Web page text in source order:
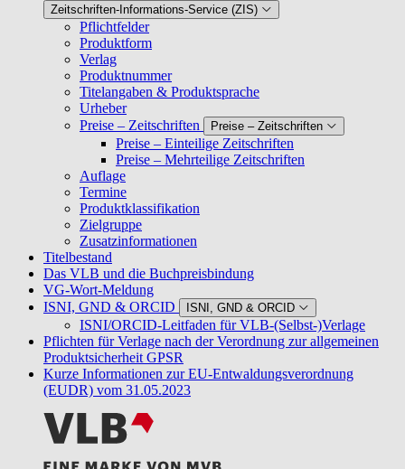
Zeitschriften-Informations-Service (ZIS)
Pflichtfelder
Produktform
Verlag
Produktnummer
Titelangaben & Produktsprache
Urheber
Preise – Zeitschriften
Preise – Zeitschriften
Preise – Einteilige Zeitschriften
Preise – Mehrteilige Zeitschriften
Auflage
Termine
Produktklassifikation
Zielgruppe
Zusatzinformationen
Titelbestand
Das VLB und die Buchpreisbindung
VG-Wort-Meldung
ISNI, GND & ORCID
ISNI, GND & ORCID
ISNI/ORCID-Leitfaden für VLB-(Selbst-)Verlage
Pflichten für Verlage nach der Verordnung zur allgemeinen
Produktsicherheit GPSR
Kurze Informationen zur EU-Entwaldungsverordnung
(EUDR) vom 31.05.2023